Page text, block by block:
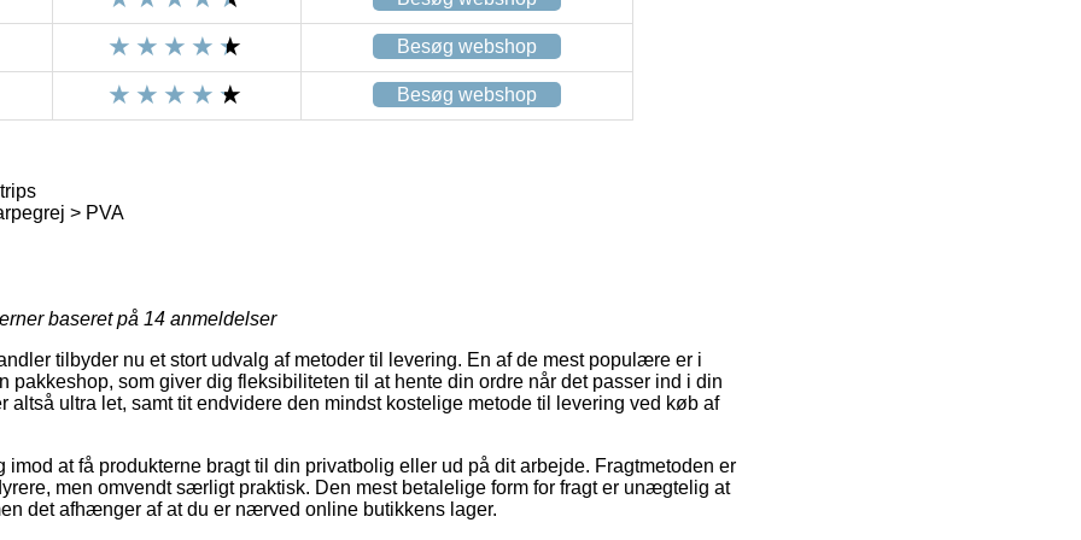
Besøg webshop
Besøg webshop
> PVA
baseret på 14 anmeldelser
tilbyder nu et stort udvalg af metoder til levering. En af de mest populære er i
pakkeshop, som giver dig fleksibiliteten til at hente din ordre når det passer ind i din
altså ultra let, samt tit endvidere den mindst kostelige metode til levering ved køb af
imod at få produkterne bragt til din privatbolig eller ud på dit arbejde. Fragtmetoden er
men omvendt særligt praktisk. Den mest betalelige form for fragt er unægtelig at
det afhænger af at du er nærved online butikkens lager.